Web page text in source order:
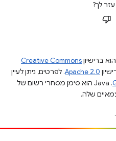
לך?
ברישיוןCreative Commons
Apache 2.0. לפרטים, ניתן לעיין
.‏ Java הוא סימן מסחרי רשום של